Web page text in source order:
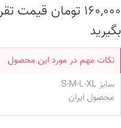
160,000 تومان قیمت
بگیرید
سایز S-M-L-XL
محصول ایران